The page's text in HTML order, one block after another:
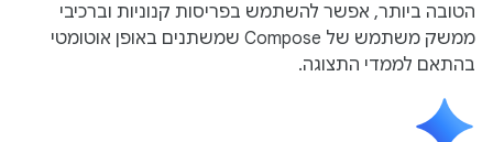
הטובה ביותר, אפשר להשתמש בפריסות קנוניות וברכיבי
ממשק משתמש של Compose שמשתנים באופן אוטומטי
בהתאם לממדי התצוגה.